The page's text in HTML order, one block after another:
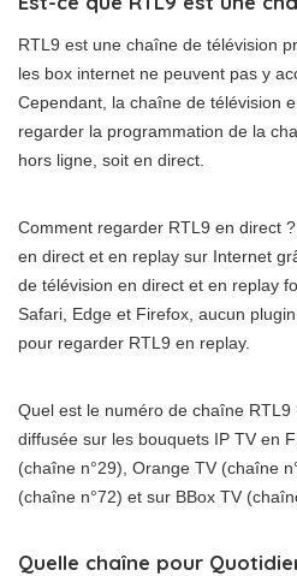
RTL9 est une chaîne de télévision
les box internet ne peuvent pas y
Cependant, la chaîne de télévision
regarder la programmation de la
hors ligne, soit en direct.
Comment regarder RTL9 en direct
en direct et en replay sur Internet
de télévision en direct et en replay
Safari, Edge et Firefox, aucun
pour regarder RTL9 en replay.
Quel est le numéro de chaîne
diffusée sur les bouquets IP TV en
(chaîne n°29), Orange TV (chaîne
(chaîne n°72) et sur BBox TV
Quelle chaîne pour